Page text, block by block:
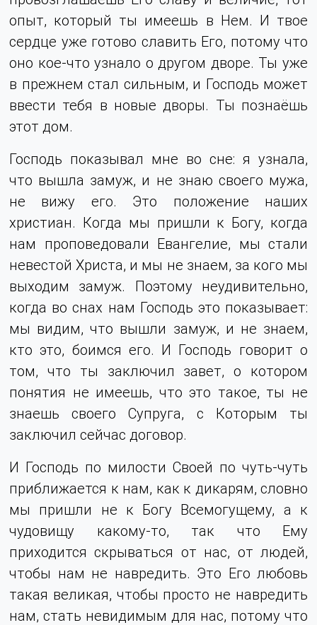
опыт, который ты имеешь в Нем. И твое
сердце уже готово славить Его, потому что
оно кое-что узнало о другом дворе. Ты уже
в прежнем стал сильным, и Господь может
ввести тебя в новые дворы. Ты познаёшь
этот дом.
Господь показывал мне во сне: я узнала,
что вышла замуж, и не знаю своего мужа,
не вижу его. Это положение наших
христиан. Когда мы пришли к Богу, когда
нам проповедовали Евангелие, мы стали
невестой Христа, и мы не знаем, за кого мы
выходим замуж. Поэтому неудивительно,
когда во снах нам Господь это показывает:
мы видим, что вышли замуж, и не знаем,
кто это, боимся его. И Господь говорит о
том, что ты заключил завет, о котором
понятия не имеешь, что это такое, ты не
знаешь своего Супруга, с Которым ты
заключил сейчас договор.
И Господь по милости Своей по чуть-чуть
приближается к нам, как к дикарям, словно
мы пришли не к Богу Всемогущему, а к
чудовищу какому-то, так что Ему
приходится скрываться от нас, от людей,
чтобы нам не навредить. Это Его любовь
такая великая, чтобы просто не навредить
нам, стать невидимым для нас, потому что